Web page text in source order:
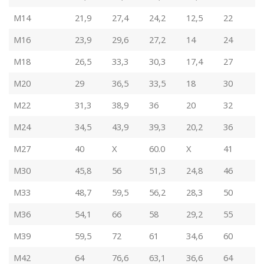
M14
21,9 27,4 24,2 12,5
22
M16
23,9 29,6 27,2 14
24
M18
26,5 33,3 30,3 17,4
27
M20
29 36,5 33,5 18
30
M22
31,3 38,9 36 20
32
M24
34,5 43,9 39,3 20,2
36
M27
40 X 60.0 X
41
M30
45,8 56 51,3 24,8
46
M33
48,7 59,5 56,2 28,3
50
M36
54,1 66 58 29,2
55
M39
59,5 72 61 34,6
60
M42
64 76,6 63,1 36,6
64